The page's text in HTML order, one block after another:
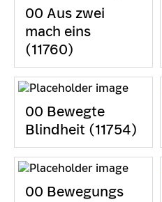
00 Aus zwei
mach eins
(11760)
00 Bewegte
Blindheit (11754)
00 Bewegungs